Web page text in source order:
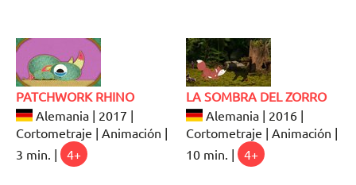
PATCHWORK RHINO
Alemania | 2017 |
Cortometraje | Animación |
3 min. |
4+
LA SOMBRA DEL ZORRO
Alemania | 2016 |
Cortometraje | Animación |
10 min. |
4+